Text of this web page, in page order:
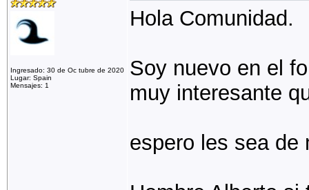
Ingresado: 30 de Oc tubre de 2020
Lugar: Spain
Mensajes: 1
Hola Comunidad.
Soy nuevo en el
muy interesante
espero les sea de